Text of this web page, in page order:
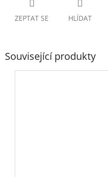
ZEPTAT SE HLÍDAT
Související produkty